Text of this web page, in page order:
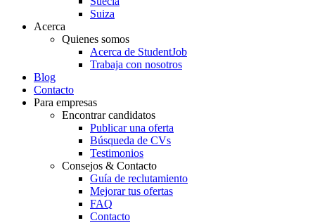
Suiza
Acerca
Quienes somos
Acerca de StudentJob
Trabaja con nosotros
Blog
Contacto
Para empresas
Encontrar candidatos
Publicar una oferta
Búsqueda de CVs
Testimonios
Consejos & Contacto
Guía de reclutamiento
Mejorar tus ofertas
FAQ
Contacto